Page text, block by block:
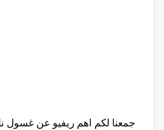
جمعنا لكم اهم ريفيو عن غسول